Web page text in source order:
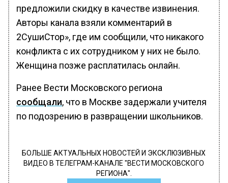
предложили скидку в качестве извинения.
Авторы канала взяли комментарий в
2СушиСтор», где им сообщили, что никакого
конфликта с их сотрудником у них не было.
Женщина позже расплатилась онлайн.
Ранее Вести Московского региона
сообщали, что в Москве задержали учителя
по подозрению в развращении школьников.
БОЛЬШЕ АКТУАЛЬНЫХ НОВОСТЕЙ И ЭКСКЛЮЗИВНЫХ
ВИДЕО В ТЕЛЕГРАМ-КАНАЛЕ "ВЕСТИ МОСКОВСКОГО
РЕГИОНА".